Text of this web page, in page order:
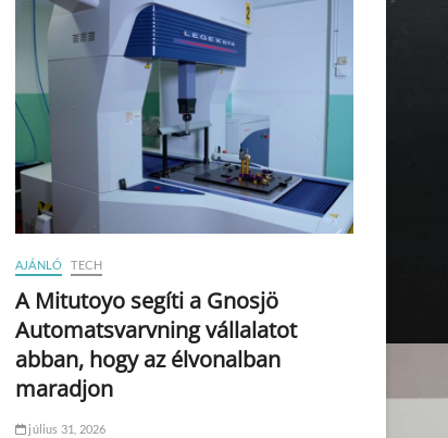
AJÁNLÓ TECH
A Mitutoyo segíti a Gnosjö
Automatsvarvning vállalatot
abban, hogy az élvonalban
maradjon
július 31, 2026